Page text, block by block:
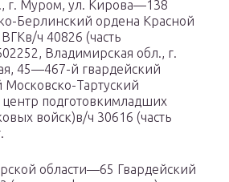
г. Муром, ул. Кирова—138
Берлинский ордена Красной
ч 40826 (часть
Владимирская обл., г.
45—467-й гвардейский
Тартуский
подготовкимладших
войск)в/ч 30616 (часть
области—65 Гвардейский